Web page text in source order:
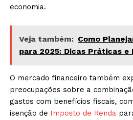
economia.
Veja também: Como
para 2025: Dicas Práticas e
O mercado financeiro também
preocupações sobre a
gastos com benefícios fiscais,
isenção de Imposto de Renda